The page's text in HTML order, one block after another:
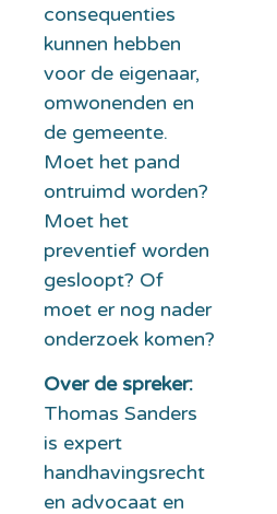
consequenties
kunnen hebben
voor de eigenaar,
omwonenden en
de gemeente.
Moet het pand
ontruimd worden?
Moet het
preventief worden
gesloopt? Of
moet er nog nader
onderzoek komen?
Over de spreker:
Thomas Sanders
is expert
handhavingsrecht
en advocaat en